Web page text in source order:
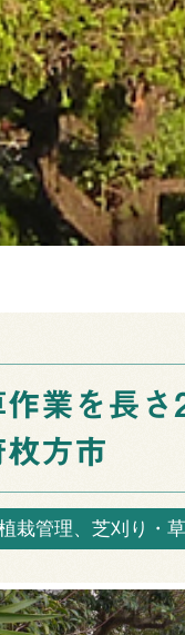
業を長さ
方市
栽管理、 芝刈り・